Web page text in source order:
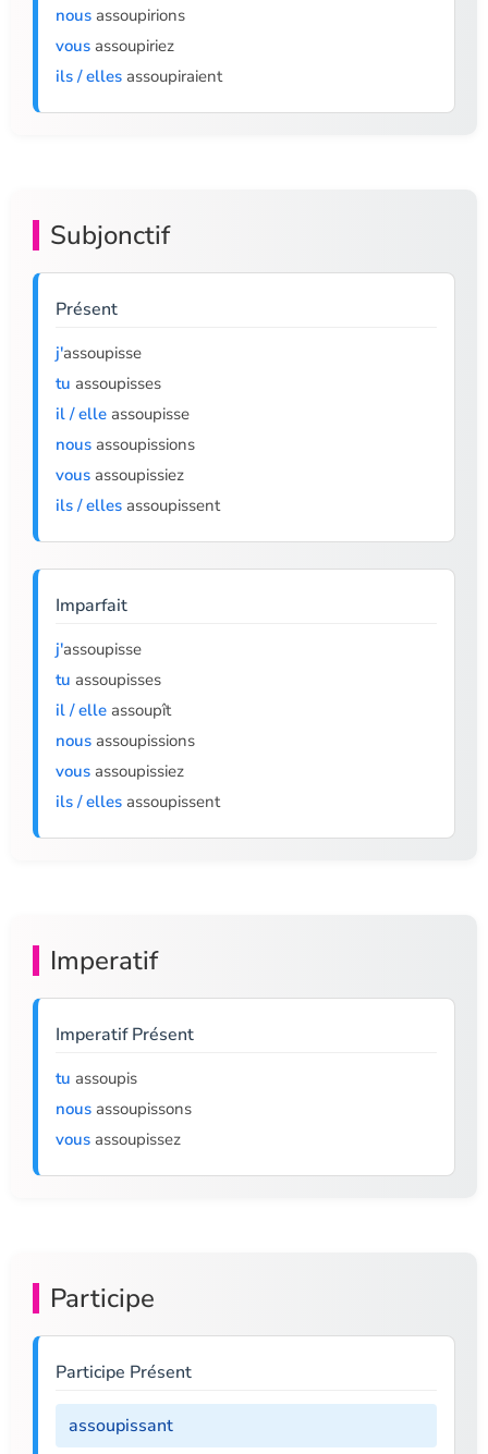
nous assoupirions
vous assoupiriez
ils / elles assoupiraient
Subjonctif
Présent
j'assoupisse
tu assoupisses
il / elle assoupisse
nous assoupissions
vous assoupissiez
ils / elles assoupissent
Imparfait
j'assoupisse
tu assoupisses
il / elle assoupît
nous assoupissions
vous assoupissiez
ils / elles assoupissent
Imperatif
Imperatif Présent
tu assoupis
nous assoupissons
vous assoupissez
Participe
Participe Présent
assoupissant